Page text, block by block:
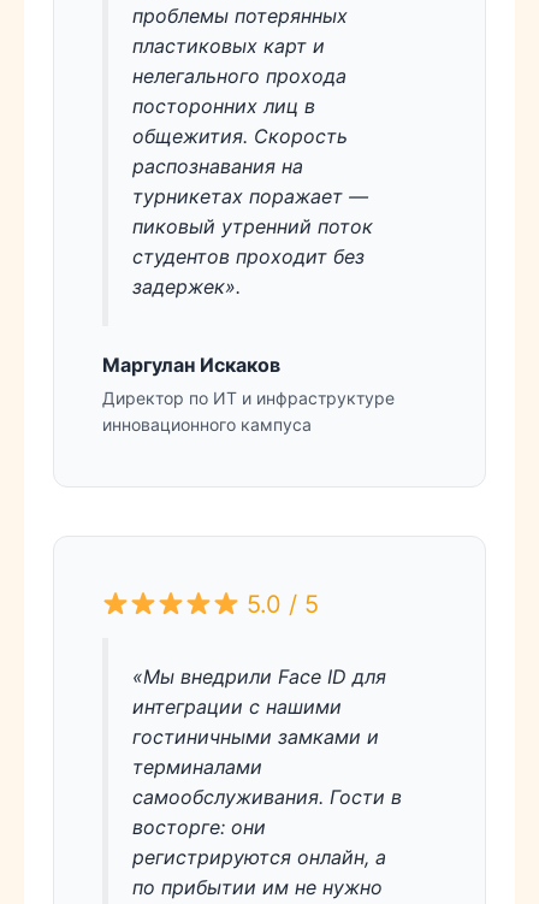
проблемы потерянных
пластиковых карт и
нелегального прохода
посторонних лиц в
общежития. Скорость
распознавания на
турникетах поражает —
пиковый утренний поток
студентов проходит без
задержек».
Маргулан Искаков
Директор по ИТ и инфраструктуре
инновационного кампуса
5.0 / 5
«Мы внедрили Face ID для
интеграции с нашими
гостиничными замками и
терминалами
самообслуживания. Гости в
восторге: они
регистрируются онлайн, а
по прибытии им не нужно